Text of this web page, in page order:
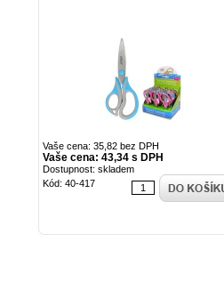
Vaše cena: 35,82 bez DPH
Vaše cena: 43,34 s DPH
Dostupnost: skladem
Kód: 40-417